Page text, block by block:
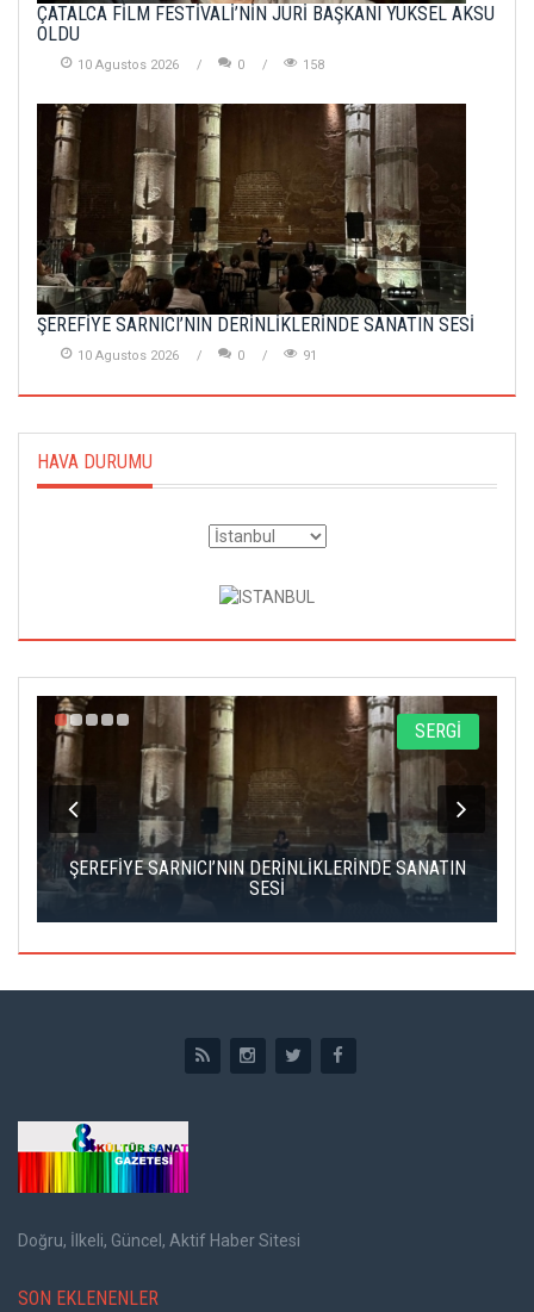
ÇATALCA FİLM FESTİVALİ’NİN JÜRİ BAŞKANI YÜKSEL AKSU
OLDU
10 Agustos 2026 0 158
ŞEREFİYE SARNICI’NIN DERİNLİKLERİNDE SANATIN SESİ
10 Agustos 2026 0 91
HAVA DURUMU
SERGİ
ŞEREFİYE SARNICI’NIN DERİNLİKLERİNDE SANATIN
SESİ
Doğru, İlkeli, Güncel, Aktif Haber Sitesi
SON EKLENENLER